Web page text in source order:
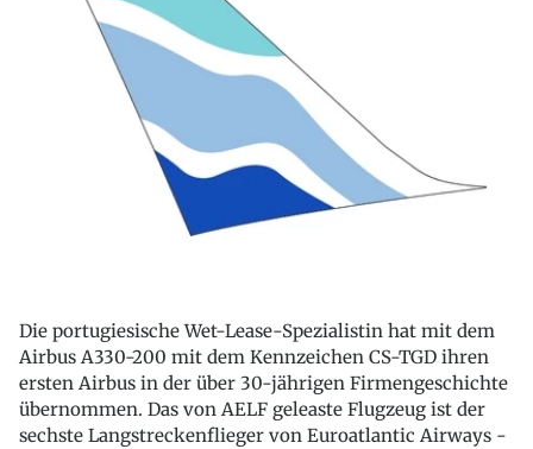
Die portugiesische Wet-Lease-Spezialistin hat mit dem
Airbus A330-200 mit dem Kennzeichen CS-TGD ihren
ersten Airbus in der über 30-jährigen Firmengeschichte
übernommen. Das von AELF geleaste Flugzeug ist der
sechste Langstreckenflieger von Euroatlantic Airways -